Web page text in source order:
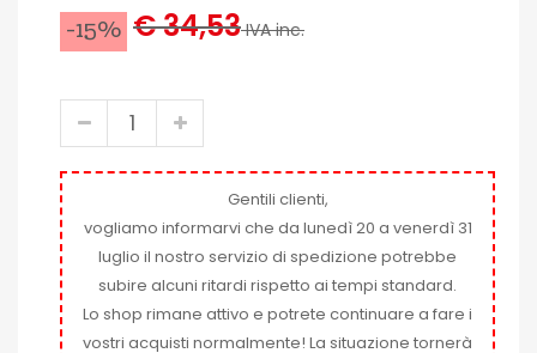
-15% € 34,53IVA inc.
Gentili clienti,
vogliamo informarvi che da lunedì 20 a venerdì 31
luglio il nostro servizio di spedizione potrebbe
subire alcuni ritardi rispetto ai tempi standard.
Lo shop rimane attivo e potrete continuare a fare i
vostri acquisti normalmente! La situazione tornerà